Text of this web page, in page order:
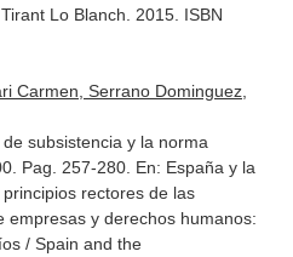
Lo Blanch. 2015. ISBN
Carmen, Serrano Dominguez,
subsistencia y la norma
Pag. 257-280. En: España y la
rectores de las
empresas y derechos humanos:
/ Spain and the